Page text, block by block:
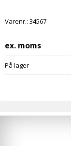
Varenr.: 34567
ex. moms
På lager